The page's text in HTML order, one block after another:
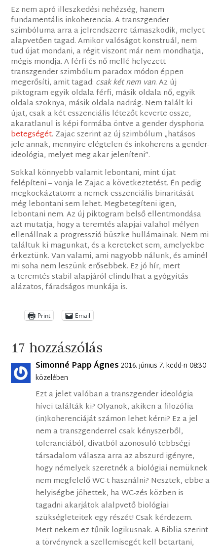
Ez nem apró illeszkedési nehézség, hanem
fundamentális inkoherencia. A transzgender
szimbóluma arra a jelrendszerre támaszkodik, melyet
alapvetően tagad. Amikor valóságot konstruál, nem
tud újat mondani, a régit viszont már nem mondhatja,
mégis mondja. A férfi és nő mellé helyezett
transzgender szimbólum paradox módon éppen
megerősíti, amit tagad: csak két nem van. Az új
piktogram egyik oldala férfi, másik oldala nő, egyik
oldala szoknya, másik oldala nadrág. Nem talált ki
újat, csak a két esszenciális létezőt keverte össze,
akaratlanul is képi formába öntve a gender dysphoria
betegségét. Zajac szerint az új szimbólum „hatásos
jele annak, mennyire elégtelen és inkoherens a gender-
ideológia, melyet meg akar jeleníteni”.
Sokkal könnyebb valamit lebontani, mint újat
felépíteni – vonja le Zajac a következtetést. Én pedig
megkockáztatom: a nemek esszenciális binaritását
még lebontani sem lehet. Megbetegíteni igen,
lebontani nem. Az új piktogram belső ellentmondása
azt mutatja, hogy a teremtés alapjai valahol mélyen
ellenállnak a progresszió büszke hullámainak. Nem mi
találtuk ki magunkat, és a kereteket sem, amelyekbe
érkeztünk. Van valami, ami nagyobb nálunk, és aminél
mi soha nem leszünk erősebbek. Ez jó hír, mert
a teremtés stabil alapjáról elindulhat a gyógyítás
alázatos, fáradságos munkája is.
Print Email
17 hozzászólás
Simonné Papp Ágnes 2016. június 7. kedd-n 08:30
közelében
Ezt a jelet valóban a transzgender ideológia
hívei találták ki? Olyanok, akiken a filozófia
(in)koherenciáját számon lehet kérni? Ez a jel
nem a transzgenderrel csak kényszerből,
toleranciából, divatból azonosuló többségi
társadalom válasza arra az abszurd igényre,
hogy némelyek szeretnék a biológiai nemüknek
nem megfelelő WC-t használni? Nesztek, ebbe a
helyiségbe jöhettek, ha WC-zés közben is
tagadni akarjátok alalpvető biológiai
szükségleteitek egy részét! Csak kérdezem.
Mert nekem ez tűnik logikusnak. A Biblia szerint
a törvénynek a szellemisegét kell betartani,